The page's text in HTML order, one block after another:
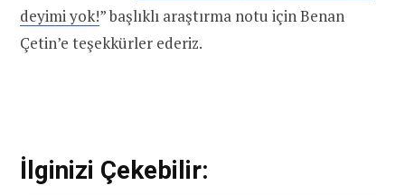
deyimi yok!” başlıklı araştırma notu için Benan
Çetin’e teşekkürler ederiz.
İlginizi Çekebilir: